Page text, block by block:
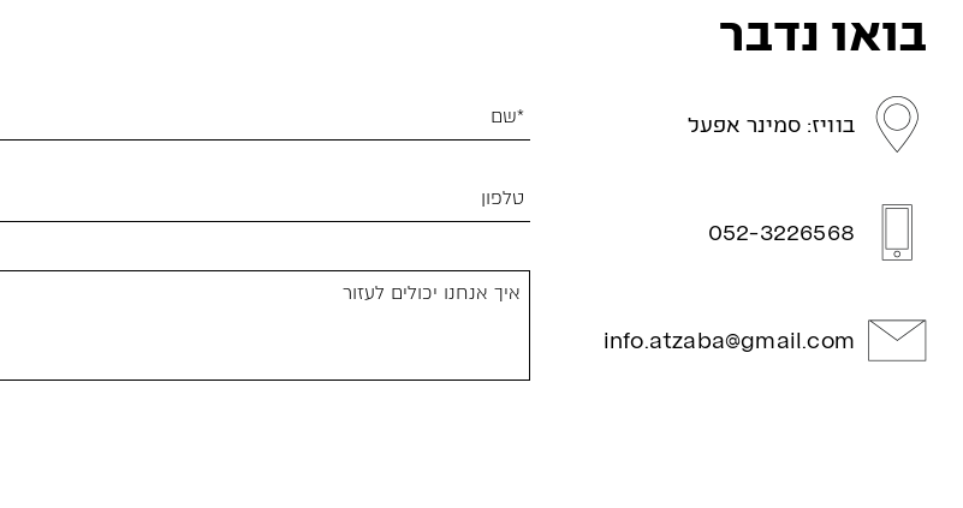
בואו נדבר
בוויז: סמינר אפעל
052-3226568
info.atzaba@gmail.com